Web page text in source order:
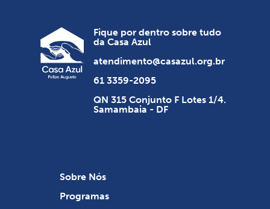
Fique por dentro sobre tudo
da Casa Azul
atendimento@casazul.org.br
61 3359-2095
QN 315 Conjunto F Lotes 1/4.
Samambaia - DF
Sobre Nós
Programas